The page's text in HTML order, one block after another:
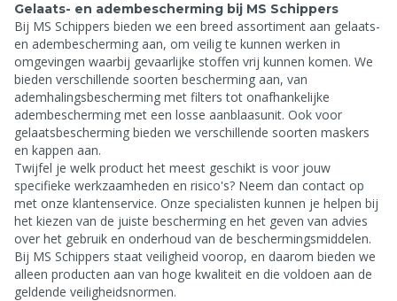
Gelaats- en adembescherming bij MS Schippers
Bij MS Schippers bieden we een breed assortiment aan gelaats-
en adembescherming aan, om veilig te kunnen werken in
omgevingen waarbij gevaarlijke stoffen vrij kunnen komen. We
bieden verschillende soorten bescherming aan, van
ademhalingsbescherming met filters tot onafhankelijke
adembescherming met een losse aanblaasunit. Ook voor
gelaatsbescherming bieden we verschillende soorten maskers
en kappen aan.
Twijfel je welk product het meest geschikt is voor jouw
specifieke werkzaamheden en risico's? Neem dan contact op
met onze klantenservice. Onze specialisten kunnen je helpen bij
het kiezen van de juiste bescherming en het geven van advies
over het gebruik en onderhoud van de beschermingsmiddelen.
Bij MS Schippers staat veiligheid voorop, en daarom bieden we
alleen producten aan van hoge kwaliteit en die voldoen aan de
geldende veiligheidsnormen.